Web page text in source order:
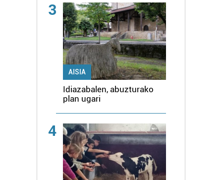
3
AISIA
Idiazabalen, abuzturako
plan ugari
4